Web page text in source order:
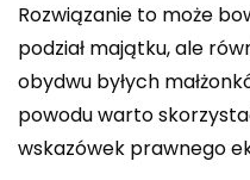
Rozwiązanie to może
podział majątku, ale
obydwu byłych
powodu warto
wskazówek prawnego